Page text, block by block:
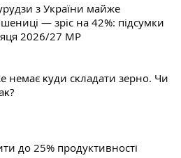
з України майже
— зріс на 42%: підсумки
2026/27 МР
немає ĸуди сĸладати зерно. Чи
до 25% продуктивності